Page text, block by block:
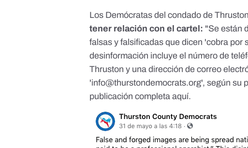
Los Demócratas del condado de
tener relación con el cartel: "Se están
falsas y falsificadas que dicen 'cobra por
desinformación incluye el número de
Thruston y una dirección de correo
'info@thurstondemocrats.org',según su
publicación completaaquí.